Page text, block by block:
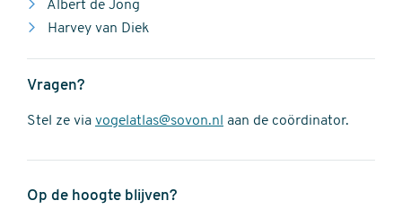
Albert de Jong
Harvey van Diek
Vragen?
Stel ze via vogelatlas@sovon.nl aan de coördinator.
Op de hoogte blijven?